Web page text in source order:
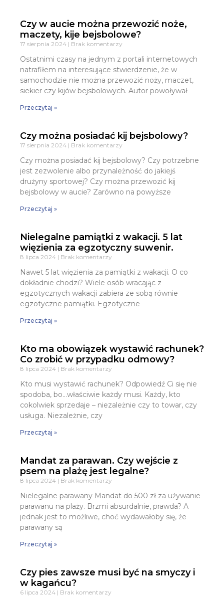
Czy w aucie można przewozić noże,
maczety, kije bejsbolowe?
17 sierpnia 2024 Brak komentarzy
Ostatnimi czasy na jednym z portali internetowych
natrafiłem na interesujące stwierdzenie, że w
samochodzie nie można przewozić noży, maczet,
siekier czy kijów bejsbolowych. Autor powoływał
Przeczytaj »
Czy można posiadać kij bejsbolowy?
17 sierpnia 2024 Brak komentarzy
Czy można posiadać kij bejsbolowy? Czy potrzebne
jest zezwolenie albo przynależność do jakiejś
drużyny sportowej? Czy można przewozić kij
bejsbolowy w aucie? Zarówno na powyższe
Przeczytaj »
Nielegalne pamiątki z wakacji. 5 lat
więzienia za egzotyczny suwenir.
8 lipca 2024 Brak komentarzy
Nawet 5 lat więzienia za pamiątki z wakacji. O co
dokładnie chodzi? Wiele osób wracając z
egzotycznych wakacji zabiera ze sobą równie
egzotyczne pamiątki. Egzotyczne
Przeczytaj »
Kto ma obowiązek wystawić rachunek?
Co zrobić w przypadku odmowy?
8 lipca 2024 Brak komentarzy
Kto musi wystawić rachunek? Odpowiedź Ci się nie
spodoba, bo…właściwie każdy musi. Każdy, kto
cokolwiek sprzedaje – niezależnie czy to towar, czy
usługa. Niezależnie, czy
Przeczytaj »
Mandat za parawan. Czy wejście z
psem na plażę jest legalne?
8 lipca 2024 Brak komentarzy
Nielegalne parawany Mandat do 500 zł za używanie
parawanu na plaży. Brzmi absurdalnie, prawda? A
jednak jest to możliwe, choć wydawałoby się, że
parawany są
Przeczytaj »
Czy pies zawsze musi być na smyczy i
w kagańcu?
6 lipca 2024 Brak komentarzy